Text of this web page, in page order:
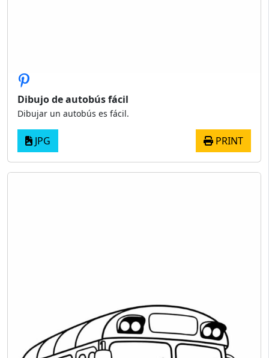
Dibujo de autobús fácil
Dibujar un autobús es fácil.
JPG PRINT